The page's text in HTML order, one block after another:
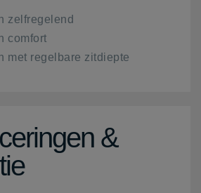
zelfregelend
comfort
met regelbare zitdiepte
&